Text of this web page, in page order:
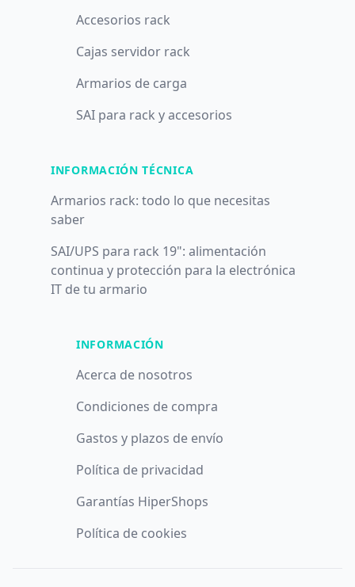
Accesorios rack
Cajas servidor rack
Armarios de carga
SAI para rack y accesorios
INFORMACIÓN TÉCNICA
Armarios rack: todo lo que necesitas
saber
SAI/UPS para rack 19": alimentación
continua y protección para la electrónica
IT de tu armario
INFORMACIÓN
Acerca de nosotros
Condiciones de compra
Gastos y plazos de envío
Política de privacidad
Garantías HiperShops
Política de cookies